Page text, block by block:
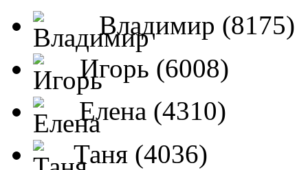
Владимир (8175)
Игорь (6008)
Елена (4310)
Таня (4036)